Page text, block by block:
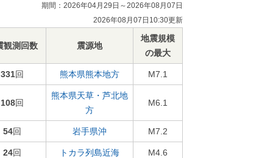
期間：2026年04月29日～2026年08月07日
2026年08月07日10:30更新
観測回数 震源地
地震規模
の最大
331回 熊本県熊本地方 M7.1
108回
熊本県天草・芦北地
方
M6.1
54回 岩手県沖 M7.2
24回 トカラ列島近海 M4.6